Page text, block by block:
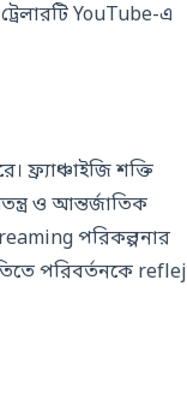
YouTube-এ
শক্তি
ও আন্তর্জাতিক
পরিবর্তনকে reflej